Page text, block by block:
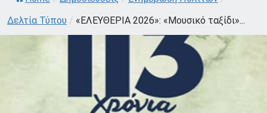
Δελτία Τύπου / «ΕΛΕΥΘΕΡΙΑ 2026»: «Μουσικό ταξίδι»...